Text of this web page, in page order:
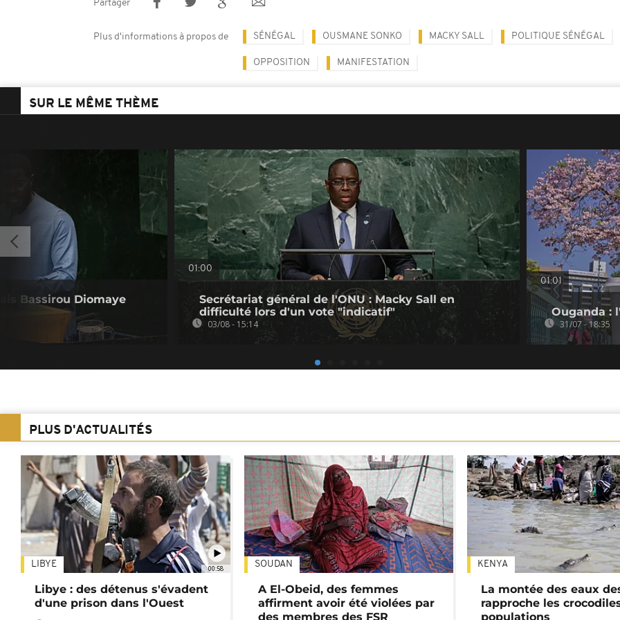
Partager
Plus d'informations à propos de SÉNÉGAL OUSMANE SONKO MACKY SALL POLITIQUE SÉNÉGAL
OPPOSITION MANIFESTATION
SUR LE MÊME THÈME
Bassirou Diomaye
01:00
Secrétariat général de l'ONU : Macky Sall en
difficulté lors d'un vote "indicatif"
03/08 - 15:14
01:01
Ouganda :
31/07 - 18:35
PLUS D'ACTUALITÉS
00:58
LIBYE
Libye : des détenus s'évadent
d'une prison dans l'Ouest
SOUDAN
A El-Obeid, des femmes
affirment avoir été violées par
des membres des FSR
KENYA
La montée des eaux
rapproche les
populations